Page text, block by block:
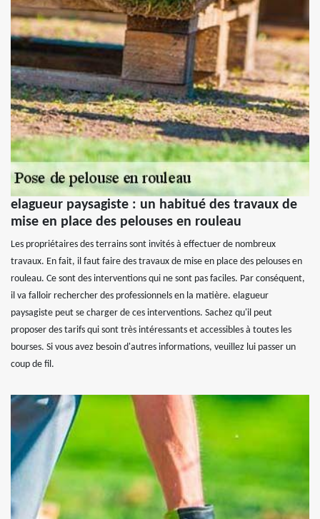
elagueur paysagiste : un habitué des travaux de
mise en place des pelouses en rouleau
Les propriétaires des terrains sont invités à effectuer de nombreux
travaux. En fait, il faut faire des travaux de mise en place des pelouses en
rouleau. Ce sont des interventions qui ne sont pas faciles. Par conséquent,
il va falloir rechercher des professionnels en la matière. elagueur
paysagiste peut se charger de ces interventions. Sachez qu'il peut
proposer des tarifs qui sont très intéressants et accessibles à toutes les
bourses. Si vous avez besoin d'autres informations, veuillez lui passer un
coup de fil.